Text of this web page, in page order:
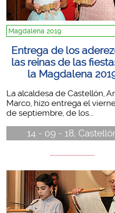
Magdalena 2019
Entrega de los
las reinas de las
la Magdalena
La alcaldesa de Castellón,
Marco, hizo entrega el
de septiembre, de los...
14 - 09 - 18,